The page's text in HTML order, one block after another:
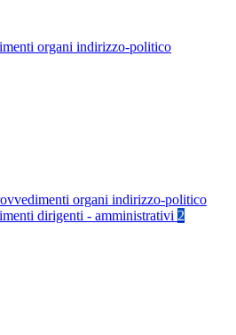
organi indirizzo-politico
organi indirizzo-politico
dirigenti - amministrativi 2